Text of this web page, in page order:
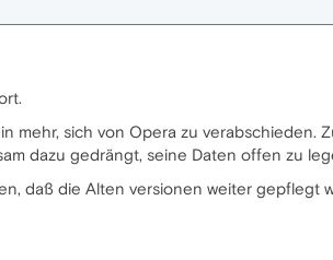
mehr, sich von Opera zu verabschieden.
dazu gedrängt, seine Daten offen zu
daß die Alten versionen weiter gepflegt